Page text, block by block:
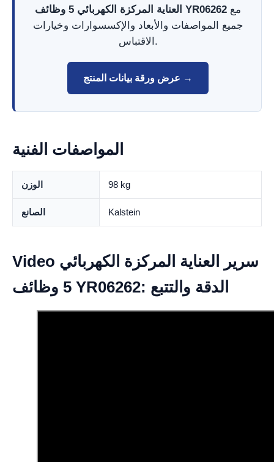
العناية المركزة الكهربائي 5 وظائف YR06262
جميع المواصفات والأبعاد والإكسسوارات وخيارات
الاقتباس.
عرض ورقة بيانات المنتج →
المواصفات الفنية
الوزن 98 kg
الصانع Kalstein
Video سرير العناية المركزة الكهربائي
5 وظائف YR06262: الدقة والتتبع